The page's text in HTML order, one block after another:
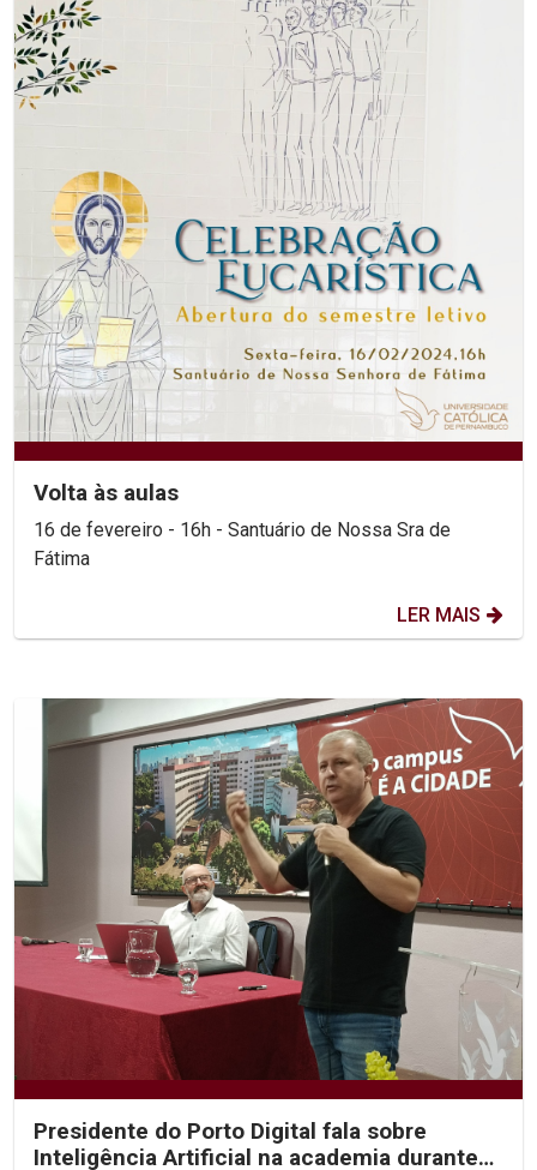
Volta às aulas
16 de fevereiro - 16h - Santuário de Nossa Sra de
Fátima
LER MAIS
Presidente do Porto Digital fala sobre
Inteligência Artificial na academia durante